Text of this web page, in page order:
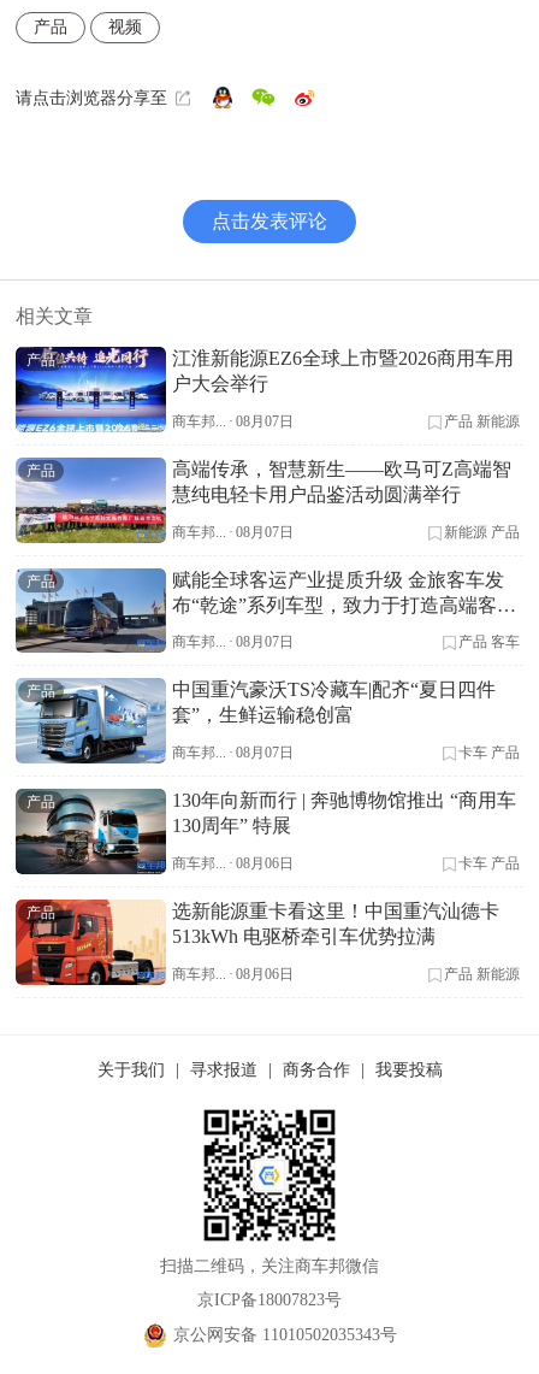
产品 视频
请点击浏览器分享至
点击发表评论
相关文章
产品
江淮新能源EZ6全球上市暨2026商用车用
户大会举行
商车邦... · 08月07日 产品 新能源
产品
高端传承，智慧新生——欧马可Z高端智
慧纯电轻卡用户品鉴活动圆满举行
商车邦... · 08月07日 新能源 产品
产品
赋能全球客运产业提质升级 金旅客车发
布“乾途”系列车型，致力于打造高端客车
标杆
商车邦... · 08月07日 产品 客车
产品
中国重汽豪沃TS冷藏车|配齐“夏日四件
套”，生鲜运输稳创富
商车邦... · 08月07日 卡车 产品
产品
130年向新而行 | 奔驰博物馆推出 “商用车
130周年” 特展
商车邦... · 08月06日 卡车 产品
产品
选新能源重卡看这里！中国重汽汕德卡
513kWh 电驱桥牵引车优势拉满
商车邦... · 08月06日 产品 新能源
关于我们 寻求报道 商务合作 我要投稿
扫描二维码，关注商车邦微信
京ICP备18007823号
京公网安备 11010502035343号